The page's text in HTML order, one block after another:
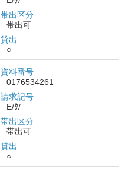
帯出区分
帯出可
貸出
○
資料番号
0176534261
請求記号
E/ﾀ/
帯出区分
帯出可
貸出
○